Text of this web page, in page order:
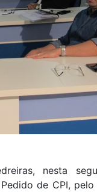
nesta
de CPI, pelo